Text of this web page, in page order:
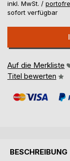
inkl. MwSt. /
sofort verfügbar
Auf die Merkliste
Titel bewerten
BESCHREIBUNG